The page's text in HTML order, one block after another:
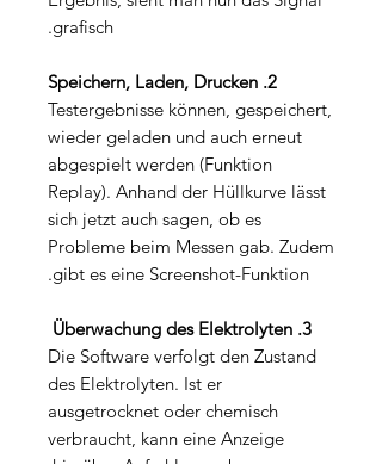
grafisch.
2. Speichern, Laden, Drucken
Testergebnisse können, gespeichert,
wieder geladen und auch erneut
abgespielt werden (Funktion
Replay). Anhand der Hüllkurve lässt
sich jetzt auch sagen, ob es
Probleme beim Messen gab. Zudem
gibt es eine Screenshot-Funktion.
3. Überwachung des Elektrolyten
Die Software verfolgt den Zustand
des Elektrolyten. Ist er
ausgetrocknet oder chemisch
verbraucht, kann eine Anzeige